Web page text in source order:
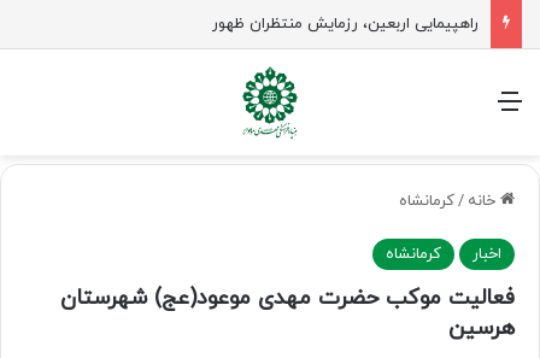
جلسه شورای سیاستگذاری فعالیت های مهدوی مازنداران برگزار شد
منو
خانه /کرمانشاه
اخبار کرمانشاه
فعالیت موکب حضرت مهدی موعود(عج) شهرستان
هرسین